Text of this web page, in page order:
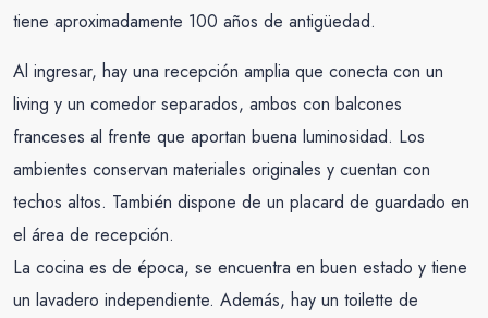
tiene aproximadamente 100 años de antigüedad.
Al ingresar, hay una recepción amplia que conecta con un
living y un comedor separados, ambos con balcones
franceses al frente que aportan buena luminosidad. Los
ambientes conservan materiales originales y cuentan con
techos altos. También dispone de un placard de guardado en
el área de recepción.
La cocina es de época, se encuentra en buen estado y tiene
un lavadero independiente. Además, hay un toilette de